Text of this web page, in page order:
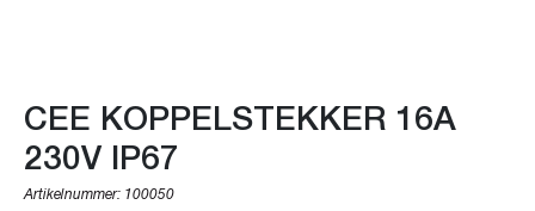
CEE KOPPELSTEKKER 16A
230V IP67
Artikelnummer: 100050